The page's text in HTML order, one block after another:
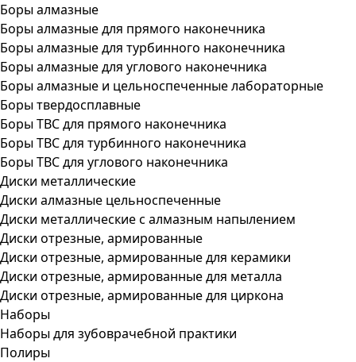
Боры алмазные
Боры алмазные для прямого наконечника
Боры алмазные для турбинного наконечника
Боры алмазные для углового наконечника
Боры алмазные и цельноспеченные лабораторные
Боры твердосплавные
Боры ТВС для прямого наконечника
Боры ТВС для турбинного наконечника
Боры ТВС для углового наконечника
Диски металлические
Диски алмазные цельноспеченные
Диски металлические с алмазным напылением
Диски отрезные, армированные
Диски отрезные, армированные для керамики
Диски отрезные, армированные для металла
Диски отрезные, армированные для циркона
Наборы
Наборы для зубоврачебной практики
Полиры